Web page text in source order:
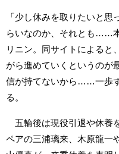
「少し休みを取りたいと思
らいなのか、それとも……
リニン。同サイトによると
がら進めていくというのが
信が持てないから……一歩
る。
五輪後は現役引退や休養
ペアの三浦璃来、木原龍一